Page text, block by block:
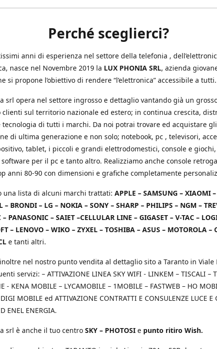
Perché sceglierci?
anni di esperienza nel settore della telefonia ,
nasce nel Novembre 2019 la LUX PHONIA SRL, azienda
si propone l’obiettivo di rendere “l’elettronica” accessibile a tutti.
srl opera nel settore ingrosso e dettaglio vantando già un
clienti sul territorio nazionale ed estero; in continua crescita,
tecnologia di tutti i marchi. Da noi potrai trovare ed acquistare gli
di ultima generazione e non solo; notebook, pc , televisori,
tablet, i piccoli e grandi elettrodomestici, console e
per il pc e tanto altro. Realizziamo anche console
anni 80-90 con dimensioni e grafiche completamente
una lista di alcuni marchi trattati: APPLE – SAMSUNG – XIAOMI
– BRONDI – LG – NOKIA – SONY – SHARP – PHILIPS – NGM –
– PANASONIC – SAIET –CELLULAR LINE – GIGASET – V-TAC –
– LENOVO – WIKO – ZYXEL – TOSHIBA – ASUS – MOTOROLA –
e tanti altri.
nel nostro punto vendita al dettaglio sito a Taranto in Viale
servizi: – ATTIVAZIONE LINEA SKY WIFI - LINKEM – TISCALI –
- KENA MOBILE – LYCAMOBILE – 1MOBILE – FASTWEB – HO
MOBILE ed ATTIVAZIONE CONTRATTI E CONSULENZE LUCE E
ENEL ENERGIA.
srl è anche il tuo centro SKY – PHOTOSI e punto ritiro Wish.